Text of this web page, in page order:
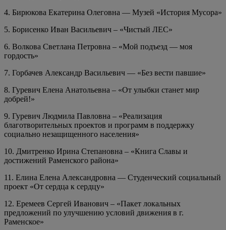
4. Бирюкова Екатерина Олеговна — Музей «История Мусора»
5. Борисенко Иван Васильевич – «Чистый ЛЕС»
6. Волкова Светлана Петровна – «Мой подъезд — моя
гордость»
7. Горбачев Александр Васильевич — «Без вести павшие»
8. Гуревич Елена Анатольевна – «От улыбки станет мир
добрей!»
9. Гуревич Людмила Павловна – «Реализация
благотворительных проектов и программ в поддержку
социально незащищенного населения»
10. Дмитренко Ирина Степановна – «Книга Славы и
достижений Раменского района»
11. Елина Елена Александровна — Студенческий социальный
проект «От сердца к сердцу»
12. Еремеев Сергей Иванович – «Пакет локальных
предложений по улучшению условий движения в г.
Раменское»